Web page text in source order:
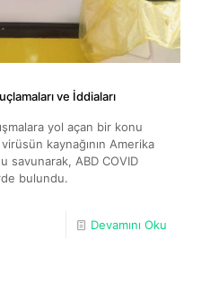
ve İddiaları
yol açan bir konu
kaynağının Amerika
savunarak, ABD COVID
bulundu.
Devamını Oku